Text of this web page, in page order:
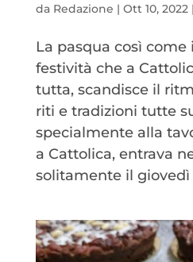
da Redazione | Ott 10, 2022|
La pasqua così come
festività che a
tutta, scandisce il
riti e tradizioni tutte
specialmente alla
a Cattolica, entrava
solitamente il giovedì